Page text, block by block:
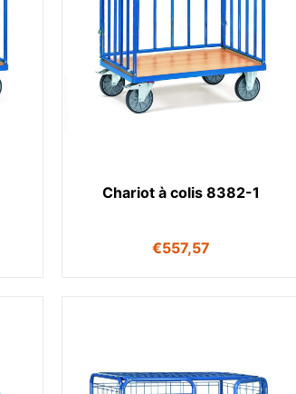
Chariot à colis 8382-1
€557,57